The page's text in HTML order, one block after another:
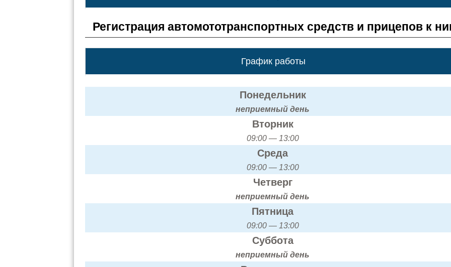
Регистрация автомототранспортных средств и прицепов к
График работы
Понедельник
неприемный день
Вторник
09:00 — 13:00
Среда
09:00 — 13:00
Четверг
неприемный день
Пятница
09:00 — 13:00
Суббота
неприемный день